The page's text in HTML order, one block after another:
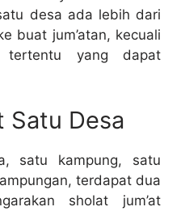
desa ada lebih dari
buat jum’atan, kecuali
yang dapat
Satu Desa
satu kampung, satu
terdapat dua
sholat jum’at